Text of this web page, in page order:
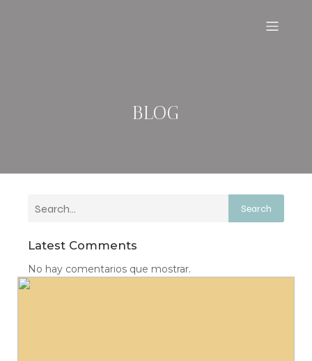
BLOG
Search
Latest Comments
No hay comentarios que mostrar.